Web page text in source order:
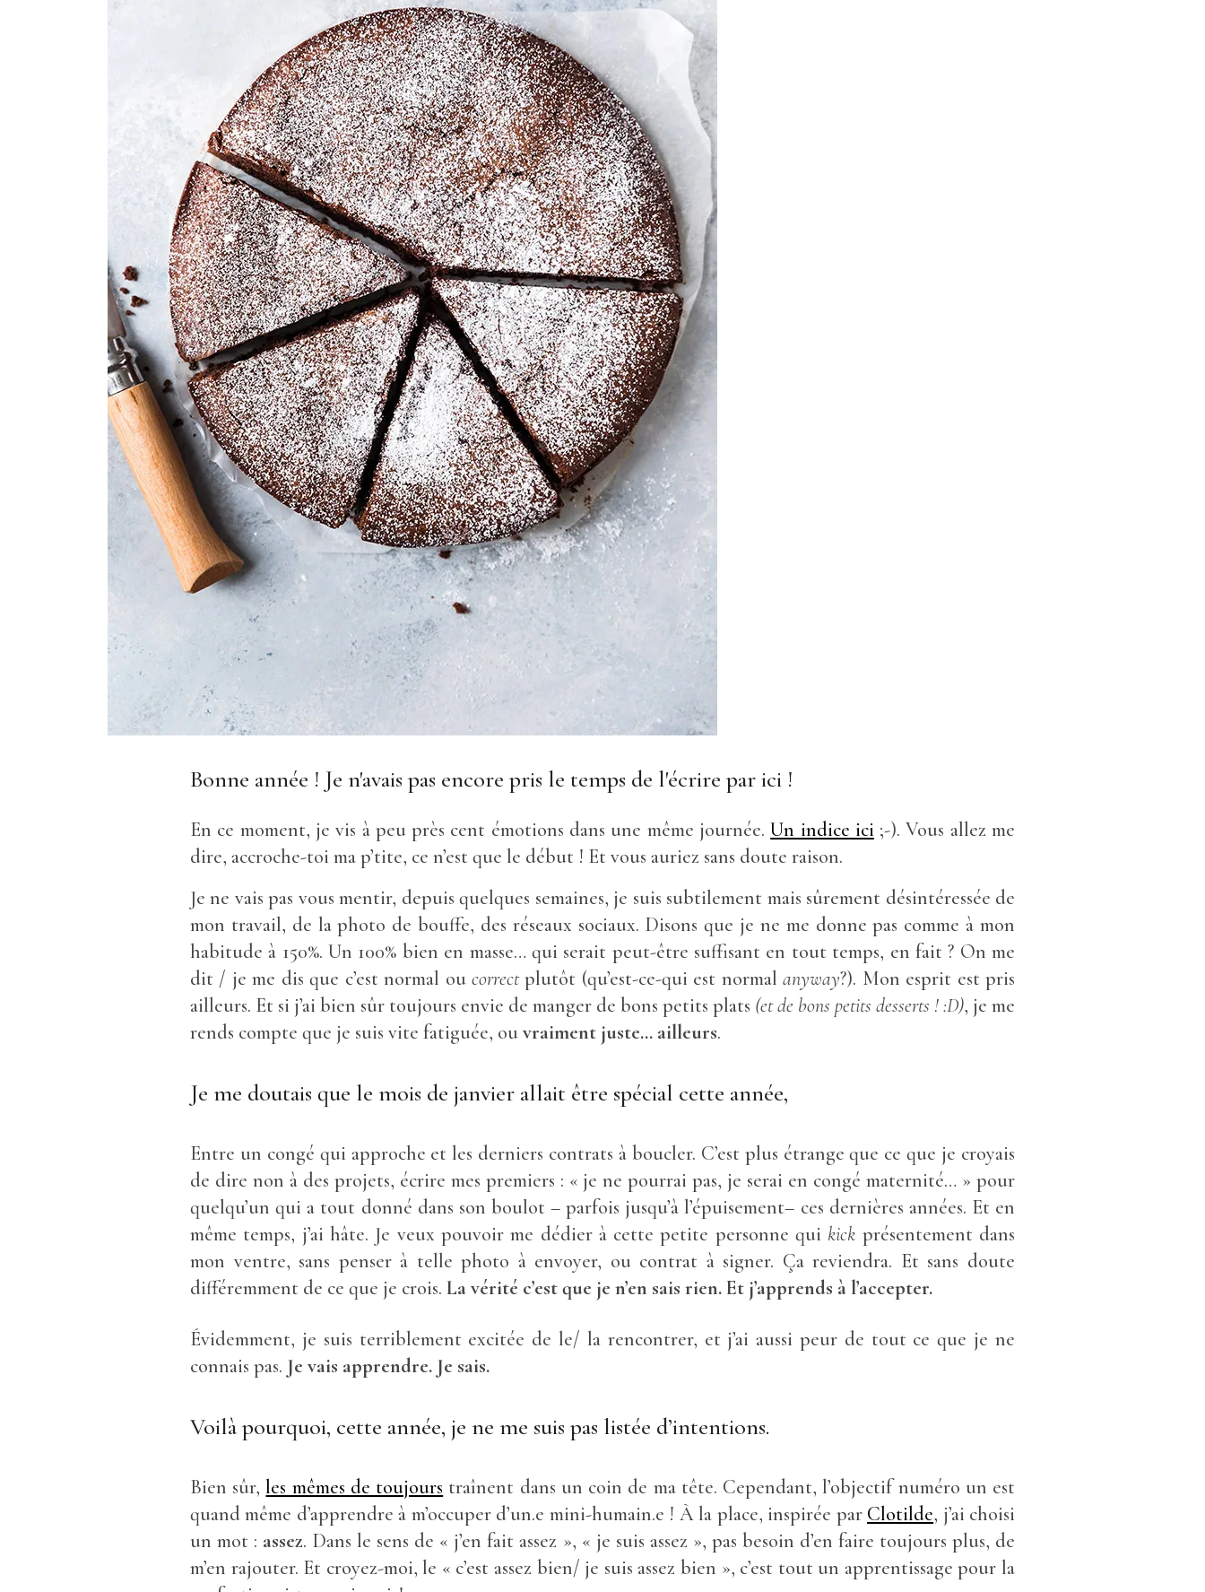
Bonne année ! Je n'avais pas encore pris le temps de l'écrire par ici !
En ce moment, je vis à peu près cent émotions dans une même journée.Un indice ici ;-). Vous allez me
dire, accroche-toi ma p’tite, ce n’est que le début ! Et vous auriez sans doute raison.
Je ne vais pas vous mentir, depuis quelques semaines, je suis subtilement mais sûrement désintéressée de
mon travail, de la photo de bouffe, des réseaux sociaux. Disons que je ne me donne pas comme à mon
habitude à 150%. Un 100% bien en masse… qui serait peut-être suffisant en tout temps, en fait ? On me
dit / je me dis que c’est normal ou correctplutôt (qu’est-ce-qui est normalanyway?). Mon esprit est pris
ailleurs. Et si j’ai bien sûr toujours envie de manger de bons petits plats (et de bons petits desserts ! :D), je me
rends compte que je suis vite fatiguée, ouvraiment juste… ailleurs.
Je me doutais que le mois de janvier allait être spécial cette année,
Entre un congé qui approche et les derniers contrats à boucler. C’est plus étrange que ce que je croyais
de dire non à des projets, écrire mes premiers : « je ne pourrai pas, je serai en congé maternité… » pour
quelqu’un qui a tout donné dans son boulot – parfois jusqu’à l’épuisement– ces dernières années. Et en
même temps, j’ai hâte. Je veux pouvoir me dédier à cette petite personne qui kick présentement dans
mon ventre, sans penser à telle photo à envoyer, ou contrat à signer. Ça reviendra. Et sans doute
différemment de ce que je crois. La vérité c’est que je n’en sais rien. Et j’apprends à l’accepter.
Évidemment, je suis terriblement excitée de le/ la rencontrer, et j’ai aussi peur de tout ce que je ne
connais pas. Je vais apprendre. Je sais.
Voilà pourquoi, cette année, je ne me suis pas listée d’intentions.
Bien sûr,les mêmes de toujours traînent dans un coin de ma tête. Cependant, l’objectif numéro un est
quand même d’apprendre à m’occuper d’un.e mini-humain.e ! À la place, inspirée par Clotilde, j’ai choisi
un mot : assez. Dans le sens de « j’en fait assez », « je suis assez », pas besoin d’en faire toujours plus, de
m’en rajouter. Et croyez-moi, le « c’est assez bien/ je suis assez bien », c’est tout un apprentissage pour la